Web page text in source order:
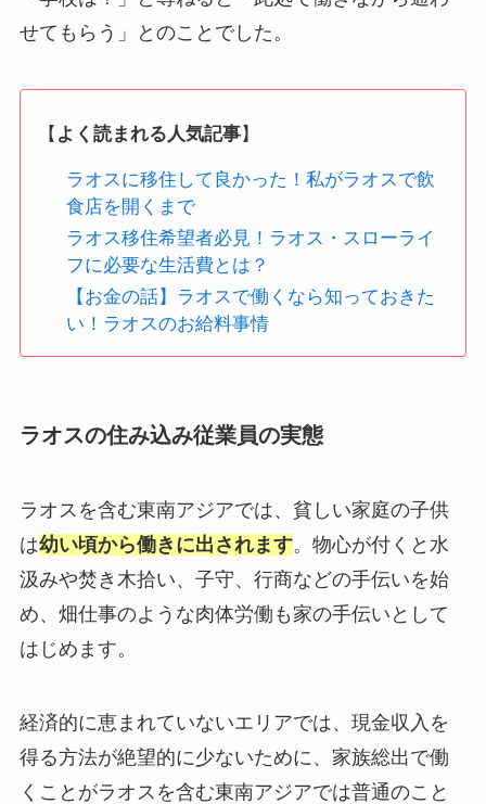
せてもらう」とのことでした。
【 よく読まれる人気記事】
ラオスに移住して良かった！私がラオスで飲
食店を開くまで
ラオス移住希望者必見！ラオス・スローライ
フに必要な生活費とは？
【お金の話】ラオスで働くなら知っておきた
い！ラオスのお給料事情
ラオスの住み込み従業員の実態
ラオスを含む東南アジアでは、貧しい家庭の子供
は幼い頃から働きに出されます。物心が付くと水
汲みや焚き木拾い、子守、行商などの手伝いを始
め、畑仕事のような肉体労働も家の手伝いとして
はじめます。
経済的に恵まれていないエリアでは、現金収入を
得る方法が絶望的に少ないために、家族総出で働
くことがラオスを含む東南アジアでは普通のこと